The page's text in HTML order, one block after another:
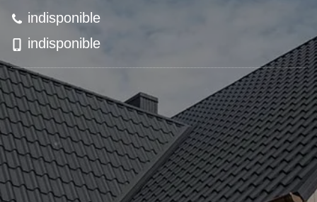
indisponible
indisponible